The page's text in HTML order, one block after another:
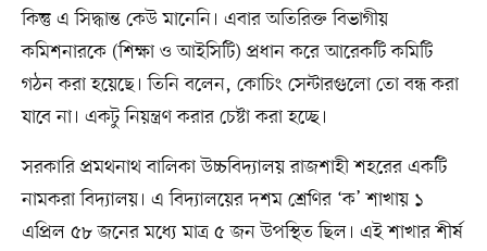
কিন্তু এ সিদ্ধান্ত কেউ মানেনি। এবার অতিরিক্ত বিভাগীয়
কমিশনারকে (শিক্ষা ও আইসিটি) প্রধান করে আরেকটি কমিটি
গঠন করা হয়েছে। তিনি বলেন, কোচিং সেন্টারগুলো তো বন্ধ করা
যাবে না। একটু নিয়ন্ত্রণ করার চেষ্টা করা হচ্ছে।
সরকারি প্রমথনাথ বালিকা উচ্চবিদ্যালয় রাজশাহী শহরের একটি
নামকরা বিদ্যালয়। এ বিদ্যালয়ের দশম শ্রেণির ‘ক’ শাখায় ১
এপ্রিল ৫৮ জনের মধ্যে মাত্র ৫ জন উপস্থিত ছিল। এই শাখার শীর্ষ